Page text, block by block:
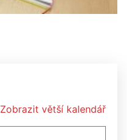
Zobrazit větší kalendář